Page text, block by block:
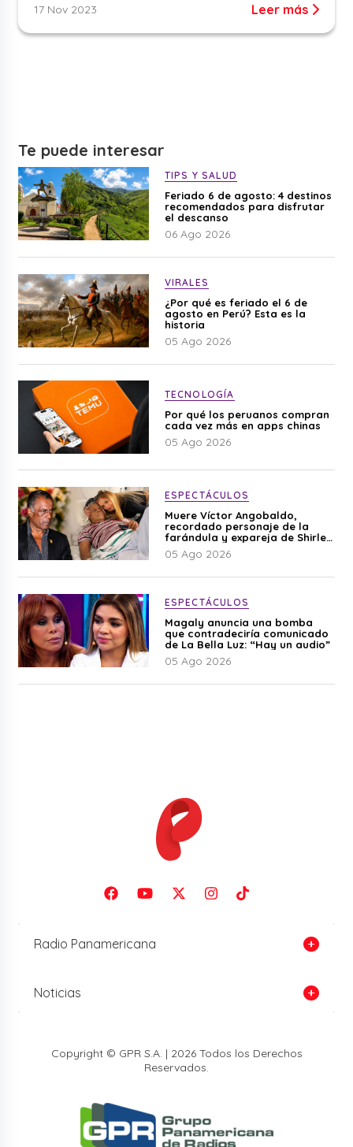
17 Nov 2023 Leer más
Te puede interesar
TIPS Y SALUD
Feriado 6 de agosto: 4 destinos
recomendados para disfrutar
el descanso
06 Ago 2026
VIRALES
¿Por qué es feriado el 6 de
agosto en Perú? Esta es la
historia
05 Ago 2026
TECNOLOGÍA
Por qué los peruanos compran
cada vez más en apps chinas
05 Ago 2026
ESPECTÁCULOS
Muere Víctor Angobaldo,
recordado personaje de la
farándula y expareja de Shirley
Cherres
05 Ago 2026
ESPECTÁCULOS
Magaly anuncia una bomba
que contradeciría comunicado
de La Bella Luz: “Hay un audio”
05 Ago 2026
Radio Panamericana
Noticias
Copyright © GPR S.A. | 2026 Todos los Derechos
Reservados.